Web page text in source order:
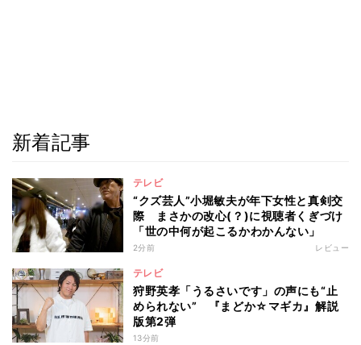
新着記事
テレビ
“クズ芸人”小堀敏夫が年下女性と真剣交
際 まさかの改心(？)に視聴者くぎづけ
「世の中何が起こるかわかんない」
2分前 レビュー
テレビ
狩野英孝「うるさいです」の声にも“止
められない” 『まどか☆マギカ』解説
版第2弾
13分前